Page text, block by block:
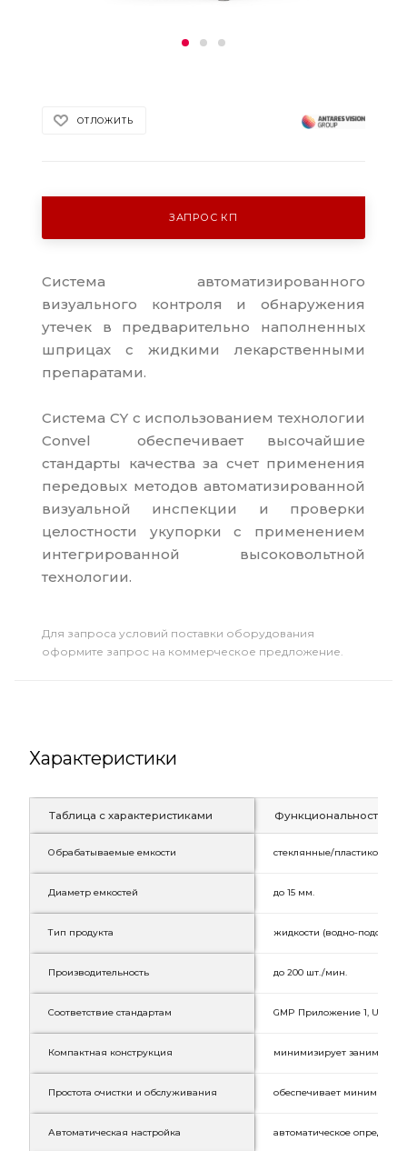
ОТЛОЖИТЬ
ЗАПРОС КП
Система автоматизированного
визуального контроля и обнаружения
утечек в предварительно наполненных
шприцах с жидкими лекарственными
препаратами.
Система CY с использованием технологии
Convel обеспечивает высочайшие
стандарты качества за счет применения
передовых методов автоматизированной
визуальной инспекции и проверки
целостности укупорки с применением
интегрированной высоковольтной
технологии.
Для запроса условий поставки оборудования
оформите запрос на коммерческое предложение.
Характеристики
Таблица с характеристиками Функциональность и
Обрабатываемые емкости стеклянные/пластиковые
Диаметр емкостей до 15 мм.
Тип продукта жидкости (водно-
Производительность до 200 шт./мин.
Соответствие стандартам GMP Приложение 1, USP
Компактная конструкция минимизирует
Простота очистки и обслуживания обеспечивает
Автоматическая настройка автоматическое